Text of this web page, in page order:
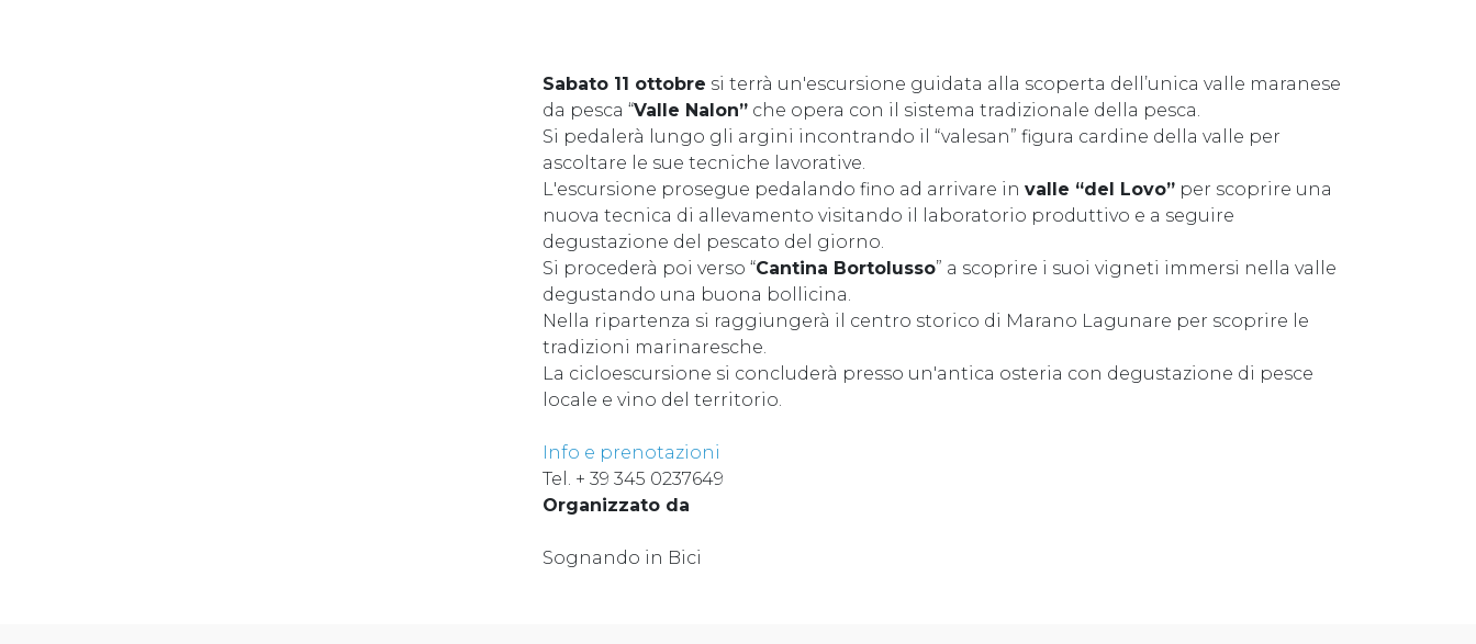
Sabato 11 ottobre si terrà un'escursione guidata alla scoperta dell’unica valle maranese
da pesca “Valle Nalon” che opera con il sistema tradizionale della pesca.
Si pedalerà lungo gli argini incontrando il “valesan” figura cardine della valle per
ascoltare le sue tecniche lavorative.
L'escursione prosegue pedalando fino ad arrivare in valle “del Lovo” per scoprire una
nuova tecnica di allevamento visitando il laboratorio produttivo e a seguire
degustazione del pescato del giorno.
Si procederà poi verso “Cantina Bortolusso” a scoprire i suoi vigneti immersi nella valle
degustando una buona bollicina.
Nella ripartenza si raggiungerà il centro storico di Marano Lagunare per scoprire le
tradizioni marinaresche.
La cicloescursione si concluderà presso un'antica osteria con degustazione di pesce
locale e vino del territorio.
Info e prenotazioni
Tel. + 39 345 0237649
Organizzato da
Sognando in Bici